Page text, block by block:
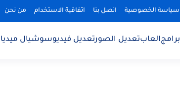
سياسة الخصوصية اتصل بنا اتفاقية الاستخدام من نحن
برامجالعابتعديل الصورتعديل فيديوسوشيال ميديا